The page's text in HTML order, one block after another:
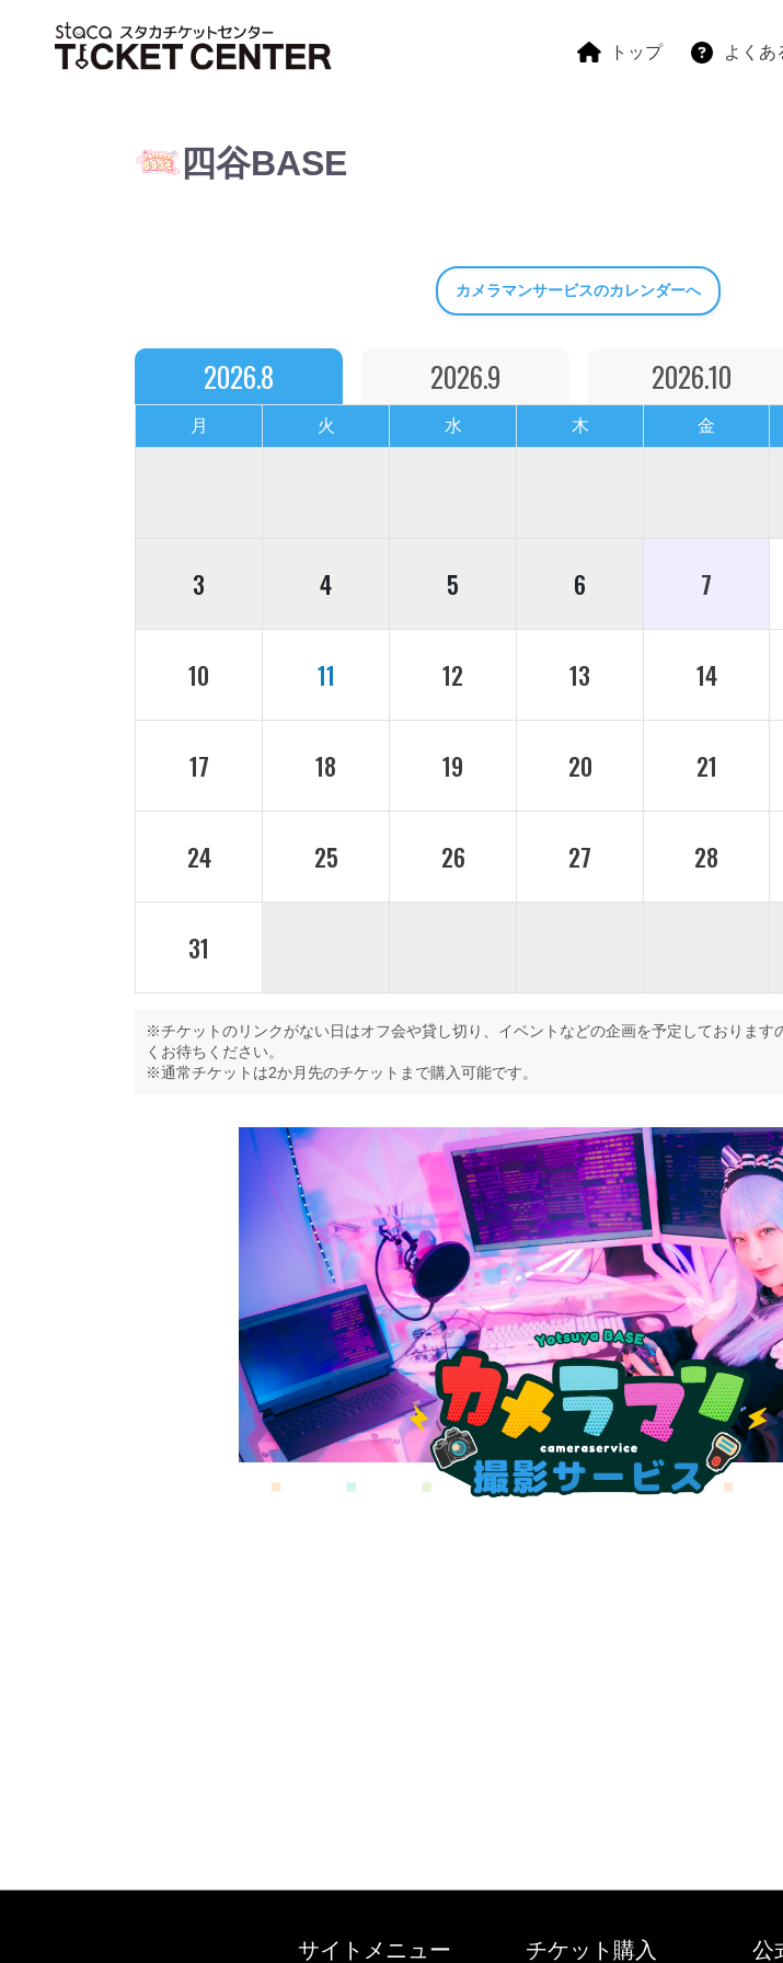
トップ よくあ
四谷BASE
カメラマンサービスのカレンダーへ
2026.8 2026.9 2026.10
月 火 水 木 金
3 4 5 6 7
10 11 12 13 14
17 18 19 20 21
24 25 26 27 28
31
※チケットのリンクがない日はオフ会や貸し切り、イベントなどの企画を予定しております
くお待ちください。
※通常チケットは2か月先のチケットまで購入可能です。
サイトメニュー チケット購入 公